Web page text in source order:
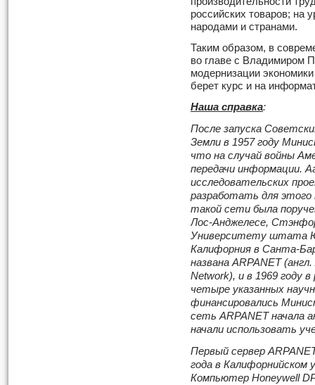
российских товаров; на
народами и странами.
Таким образом, в
во главе с Владимиром
модернизации
берет курс и на
Наша справка:
После запуска
Земли в 1957 году
что на случай войны
передачи информации.
исследовательских
разработать для
такой сети была
Лос-Анджелесе,
Университету штата
Калифорния в Санта-
названа ARPANET
Network), и в 1969 году
четыре указанных
финансировались
сеть ARPANET начала
начали использовать
Первый сервер
года в Калифорнийском
Компьютер Honeywell